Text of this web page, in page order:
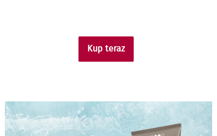
Kup teraz